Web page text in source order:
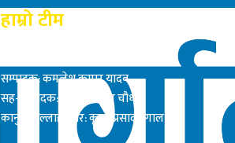
हाम्रो टीम
सम्पादक: कमलेश कुमार यादव
सह-सम्पादक: सत्य नारायण चौधरी
कानुनी सल्लाहाकार: कृष्ण प्रसाद दंगाल